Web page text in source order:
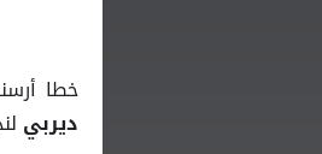
خطا
ديربي